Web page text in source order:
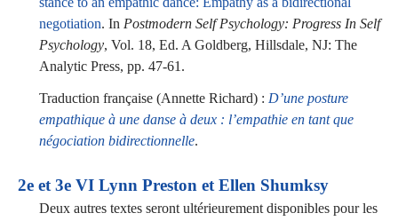
negotiation. In Postmodern Self Psychology: Progress In Self
Psychology, Vol. 18, Ed. A Goldberg, Hillsdale, NJ: The
Analytic Press, pp. 47-61.
Traduction française (Annette Richard) : D’une posture
empathique à une danse à deux : l’empathie en tant que
négociation bidirectionnelle.
2e et 3e VI Lynn Preston et Ellen Shumksy
Deux autres textes seront ultérieurement disponibles pour les